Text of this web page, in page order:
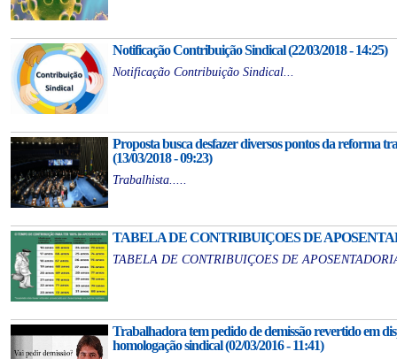
Notificação Contribuição Sindical (22/03/2018 - 14:25)
Notificação Contribuição Sindical...
Proposta busca desfazer diversos pontos da reforma
(13/03/2018 - 09:23)
Trabalhista.....
TABELA DE CONTRIBUIÇOES DE
TABELA DE CONTRIBUIÇOES DE
Trabalhadora tem pedido de demissão revertido em
homologação sindical (02/03/2016 - 11:41)